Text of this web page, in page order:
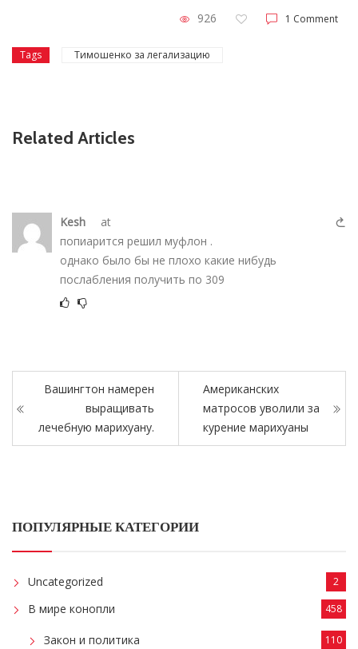
926 1 Comment
Tags Тимошенко за легализацию
Related Articles
Kesh
at
попиарится решил муфлон .
однако было бы не плохо какие нибудь
послабления получить по 309
Вашингтон намерен
выращивать
лечебную марихуану.
Американских
матросов уволили за
курение марихуаны
ПОПУЛЯРНЫЕ КАТЕГОРИИ
Uncategorized 2
В мире конопли 458
Закон и политика 110